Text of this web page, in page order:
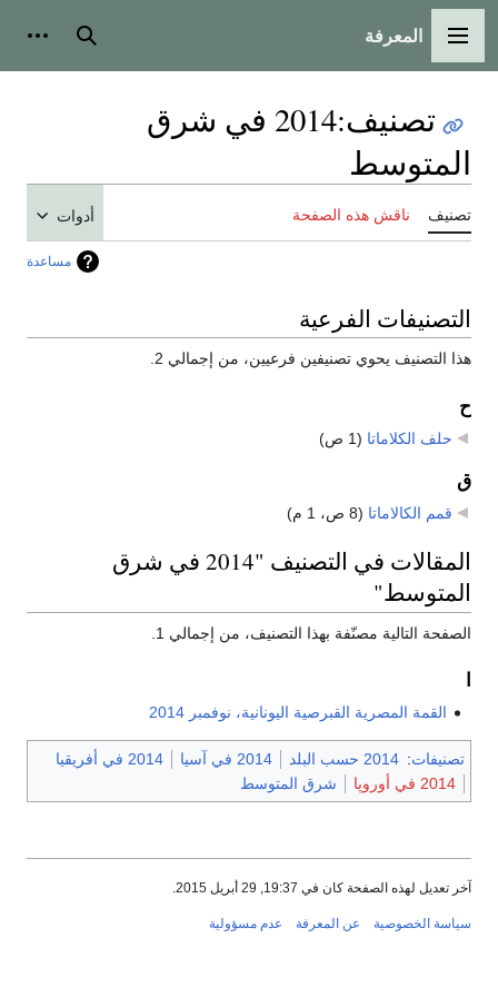
القائمة الرئيسية
المعرفة بحث
تصنيف:
2014 في شرق
المتوسط
تصنيف ناقش هذه الصفحة أدوات
مساعدة
التصنيفات الفرعية
هذا التصنيف يحوي تصنيفين فرعيين، من إجمالي 2.
ح
حلف الكلاماتا (1 ص)
ق
قمم الكالاماتا (8 ص، 1 م)
المقالات في التصنيف "2014 في شرق
المتوسط"
الصفحة التالية مصنّفة بهذا التصنيف، من إجمالي 1.
القمة المصرية القبرصية اليونانية، نوفمبر 2014
تصنيفات: 2014 حسب البلد 2014 في آسيا
2014 في أفريقيا
2014 في أوروپا
شرق المتوسط
آخر تعديل لهذه الصفحة كان في 19:37, 29 أبريل 2015.
سياسة الخصوصية عن المعرفة عدم مسؤولية